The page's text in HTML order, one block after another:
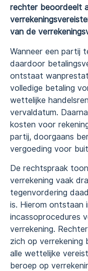
rechter beoordeelt
van de
Wanneer een partij
daardoor
ontstaat
volledige betaling
wettelijke
vervaldatum.
kosten voor
partij, doorgaans
vergoeding voor
De rechtspraak
verrekening vaak
tegenvordering
is. Hierom ontstaan
incassoprocedures
verrekening.
zich op
alle wettelijke
beroep op